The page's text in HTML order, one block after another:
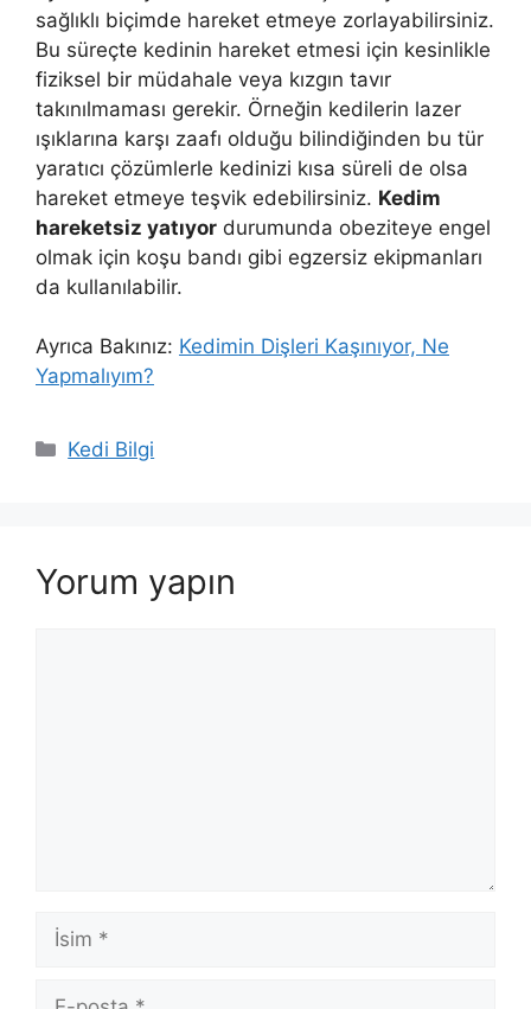
sağlıklı biçimde hareket etmeye zorlayabilirsiniz.
Bu süreçte kedinin hareket etmesi için kesinlikle
fiziksel bir müdahale veya kızgın tavır
takınılmaması gerekir. Örneğin kedilerin lazer
ışıklarına karşı zaafı olduğu bilindiğinden bu tür
yaratıcı çözümlerle kedinizi kısa süreli de olsa
hareket etmeye teşvik edebilirsiniz. Kedim
hareketsiz yatıyor durumunda obeziteye engel
olmak için koşu bandı gibi egzersiz ekipmanları
da kullanılabilir.
Ayrıca Bakınız: Kedimin Dişleri Kaşınıyor, Ne
Yapmalıyım?
Kategoriler
Kedi Bilgi
Yorum yapın
İsim